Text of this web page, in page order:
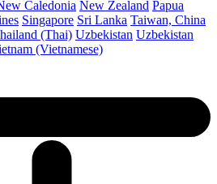
Caledonia New Zealand Papua
Singapore Sri Lanka Taiwan, China
(Thai) Uzbekistan Uzbekistan
(Vietnamese)